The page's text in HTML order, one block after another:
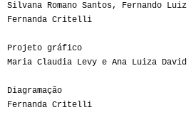
Silvana Romano Santos, Fernando
Fernanda Critelli
Projeto gráfico
Maria Claudia Levy e Ana Luiza David
Diagramação
Fernanda Critelli